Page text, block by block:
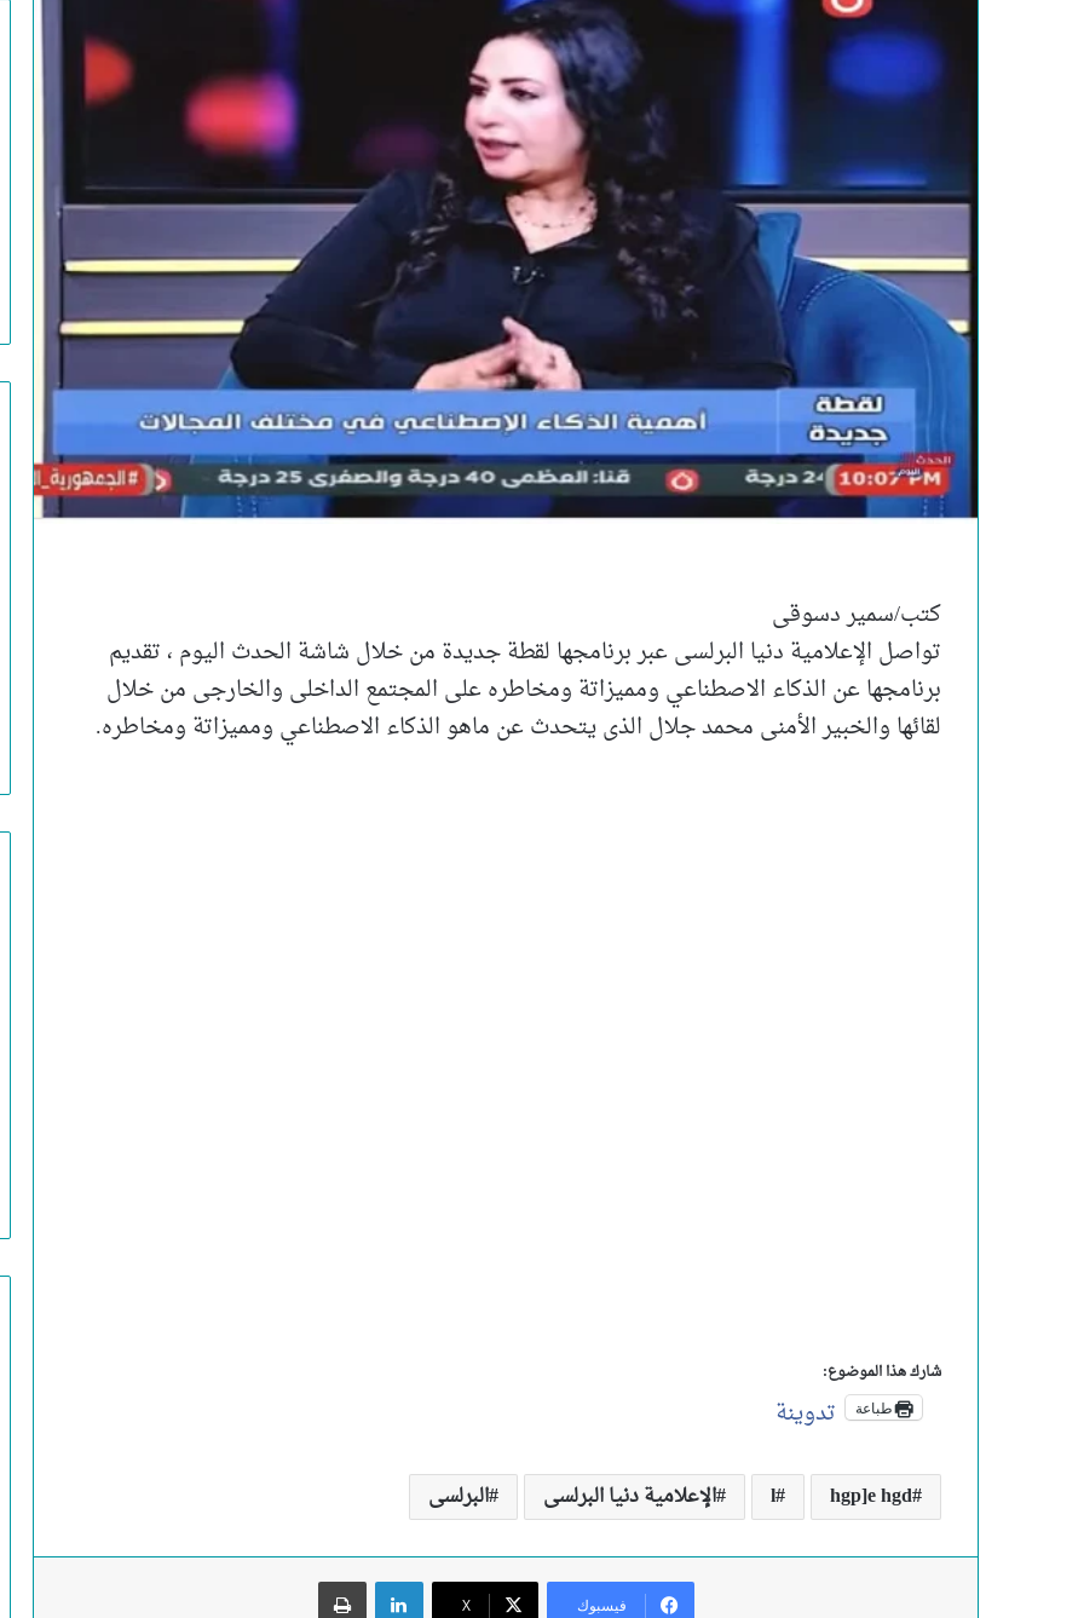
كتب/سمير دسوقى
تواصل الإعلامية دنيا البرلسى عبر برنامجها لقطة جديدة من خلال شاشة الحدث اليوم ، تقديم
برنامجها عن الذكاء الاصطناعي ومميزاتة ومخاطره على المجتمع الداخلى والخارجى من خلال
لقائها والخبير الأمنى محمد جلال الذى يتحدث عن ماهو الذكاء الاصطناعي ومميزاتة ومخاطره.
شارك هذا الموضوع:
طباعة تدوينة
hgp]e hgd
l الإعلامية دنيا البرلسى البرلسى
فيسبوك X
لينكدإن طباعة